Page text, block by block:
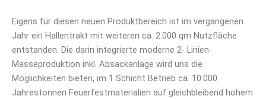
Eigens für diesen neuen Produktbereich ist im vergangenen
Jahr ein Hallentrakt mit weiteren ca. 2.000 qm Nutzfläche
entstanden. Die darin integrierte moderne 2- Linien-
Masseproduktion inkl. Absackanlage wird uns die
Möglichkeiten bieten, im 1 Schicht Betrieb ca. 10.000
Jahrestonnen Feuerfestmaterialien auf gleichbleibend hohem